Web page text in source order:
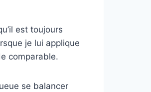
est toujours
je lui applique
comparable.
se balancer